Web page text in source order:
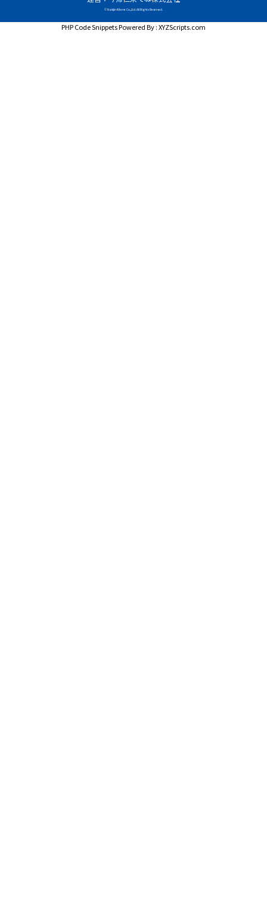
© Nakijin Kitene Co.,Ltd. All Rights Reserved.
PHP Code SnippetsPowered By :XYZScripts.com